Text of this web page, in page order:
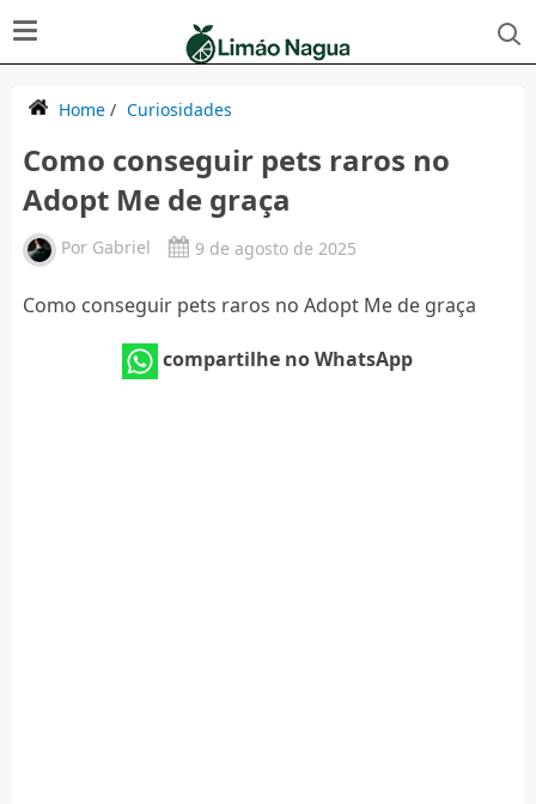
Home/ Curiosidades
Como conseguir pets raros no
Adopt Me de graça
Por Gabriel 9 de agosto de 2025
Como conseguir pets raros no Adopt Me de graça
compartilhe no WhatsApp